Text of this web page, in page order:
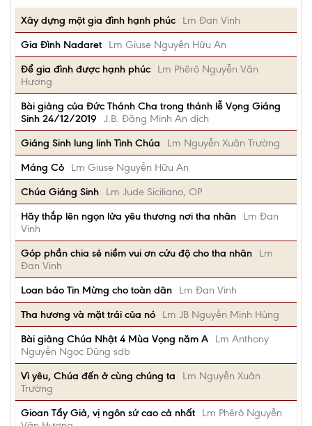
Xây dựng một gia đình hạnh phúc
Lm Đan Vinh
Gia Đình Nadaret
Lm Giuse Nguyễn Hữu An
Để gia đình được hạnh phúc
Lm Phêrô Nguyễn Văn
Hương
Bài giảng của Đức Thánh Cha trong thánh lễ Vọng Giáng
Sinh 24/12/2019
J.B. Đặng Minh An dịch
Giáng Sinh lung linh Tình Chúa
Lm Nguyễn Xuân Trường
Máng Cỏ
Lm Giuse Nguyễn Hữu An
Chúa Giáng Sinh
Lm Jude Siciliano, OP
Hãy thắp lên ngọn lửa yêu thương nơi tha nhân
Lm Đan
Vinh
Góp phần chia sẻ niềm vui ơn cứu độ cho tha nhân
Lm
Đan Vinh
Loan báo Tin Mừng cho toàn dân
Lm Đan Vinh
Tha hương và mặt trái của nó
Lm JB Nguyễn Minh Hùng
Bài giảng Chúa Nhật 4 Mùa Vọng năm A
Lm Anthony
Nguyễn Ngọc Dũng sdb
Vì yêu, Chúa đến ở cùng chúng ta
Lm Nguyễn Xuân
Trường
Gioan Tẩy Giả, vị ngôn sứ cao cả nhất
Lm Phêrô Nguyễn